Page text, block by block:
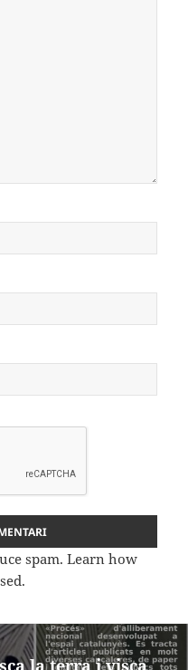
spam.Learn how
la terra i visca